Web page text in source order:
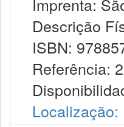
Descrição
ISBN:
Referência:
Localização: